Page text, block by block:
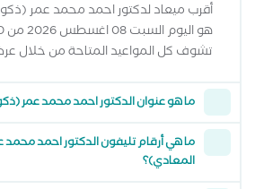
أقرب ميعاد لدكتور احمد محمد عمر
تشوف كل المواعيد المتاحة من خلال
ما هو عنوان الدكتور احمد محمد عمر
ما هي أرقام تليفون الدكتور احمد
المعادي)؟